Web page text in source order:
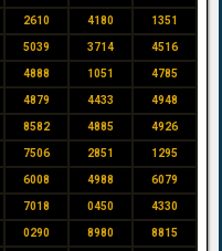
2610 4180 1351
5039 3714 4516
4888 1051 4785
4879 4433 4948
8582 4885 4926
7506 2851 1295
6008 4988 6079
7018 0450 4330
0290 8980 8815